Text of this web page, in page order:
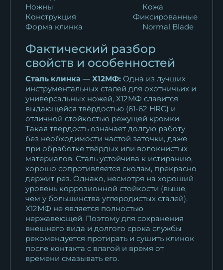
Ножны
Кожа
Конструкция
Фиксированные
Форма клинка
Normal Blade
Фактический разбор
свойств и особенностей
Сталь клинка — Х12МФ: Одна из лучших
инструментальных сталей для охотничьих и
универсальных ножей, Х12МФ славится
выдающейся твёрдостью (61-62 HRC) и
отличной стойкостью режущей кромки.
Такая твердость означает долгую работу
без необходимости частой заточки, даже
при обработке твёрдых или волокнистых
материалов. Сталь устойчива к истиранию,
хорошо сопротивляется сколам, прекрасно
держит рез. Однако, несмотря на хороший
уровень коррозионной стойкости (выше,
чем у большинства углеродистых сталей),
Х12МФ не является полностью
нержавеющей. Поэтому для сохранения
внешнего вида и долгого срока службы
рекомендуется протирать и сушить клинок
после контакта с влагой и время от
времени смазывать его.